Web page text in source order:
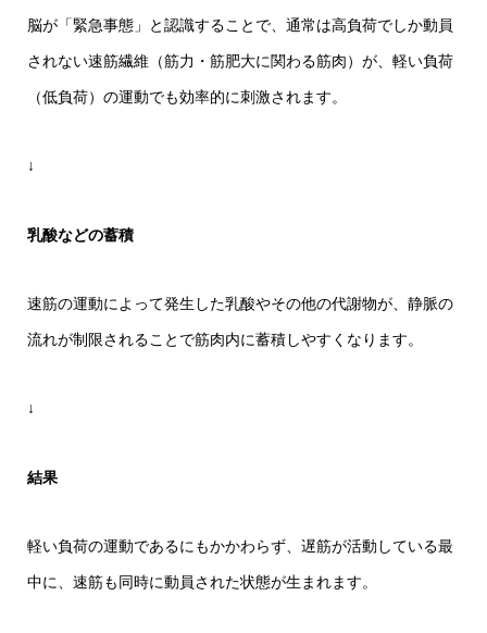
脳が「緊急事態」と認識することで、通常は高負荷でしか動員
されない速筋繊維（筋力・筋肥大に関わる筋肉）が、軽い負荷
（低負荷）の運動でも効率的に刺激されます。
↓
乳酸などの蓄積
速筋の運動によって発生した乳酸やその他の代謝物が、静脈の
流れが制限されることで筋肉内に蓄積しやすくなります。
↓
結果
軽い負荷の運動であるにもかかわらず、遅筋が活動している最
中に、速筋も同時に動員された状態が生まれます。